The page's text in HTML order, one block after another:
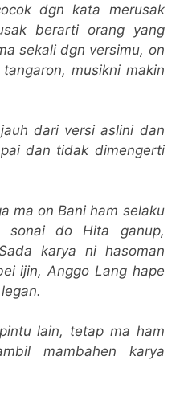
dgn kata merusak
berarti orang yang
sekali dgn versimu, on
musikni makin
dari versi aslini dan
dan tidak dimengerti
ma on Bani ham selaku
sonai do Hita ganup,
karya ni hasoman
ijin, Anggo Lang hape
lain, tetap ma ham
mambahen karya